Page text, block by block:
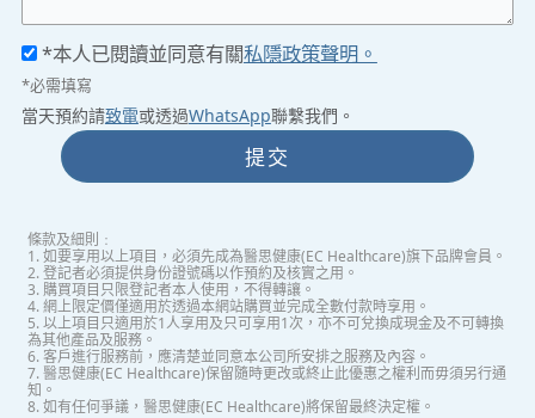
*本人已閱讀並同意有關私隱政策聲明。
*必需填寫
當天預約請致電或透過WhatsApp聯繫我們。
提交
條款及細則﹕
1. 如要享用以上項目，必須先成為醫思健康(EC Healthcare)旗下品牌會員。
2. 登記者必須提供身份證號碼以作預約及核實之用。
3. 購買項目只限登記者本人使用，不得轉讓。
4. 網上限定價僅適用於透過本網站購買並完成全數付款時享用。
5. 以上項目只適用於1人享用及只可享用1次，亦不可兌換成現金及不可轉換
為其他產品及服務。
6. 客戶進行服務前，應清楚並同意本公司所安排之服務及內容。
7. 醫思健康(EC Healthcare)保留隨時更改或終止此優惠之權利而毋須另行通
知。
8. 如有任何爭議，醫思健康(EC Healthcare)將保留最終決定權。